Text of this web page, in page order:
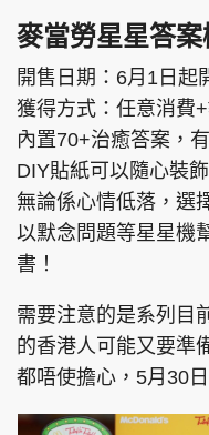
頭條搵工
關於我們
聯絡我們
隱私政策聲明
Copyright © 東周網
麥當勞星星答案
開售日期：6月1日起
獲得方式：任意消費
內置70+治癒答案，
DIY貼紙可以隨心裝飾
無論係心情低落，選
以默念問題等星星機
書！
需要注意的是系列目
的香港人可能又要準
都唔使擔心，5月30